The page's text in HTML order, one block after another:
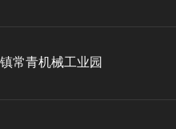
常青机械工业园